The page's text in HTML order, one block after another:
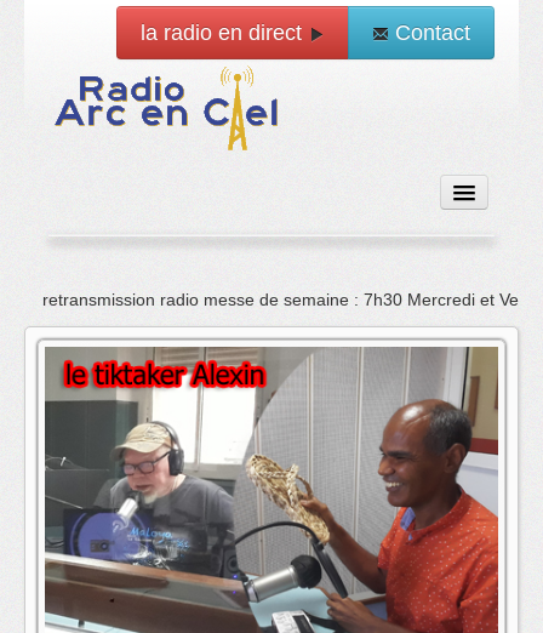
la radio en direct Contact
Accueil
Emissions
News
Vidéo
La radio
L'équipe
retransmission radio messe de semaine : 7h30 Mercredi et